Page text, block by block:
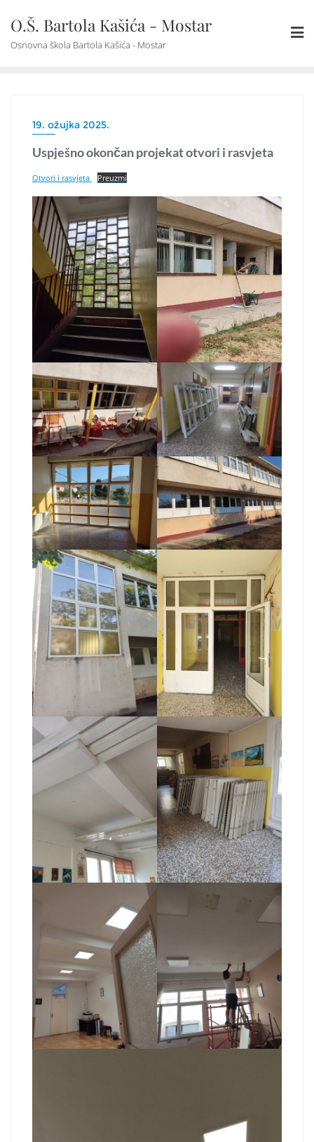
content
O.Š. Bartola Kašića - Mostar
Osnovna škola Bartola Kašića - Mostar
19. ožujka 2025.
Uspješno okončan projekat otvori i rasvjeta
Otvori i rasvjeta Preuzmi